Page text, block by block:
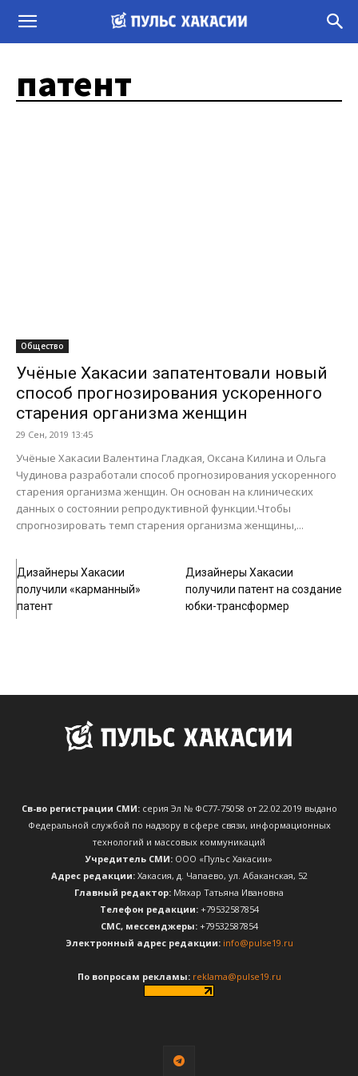
патент
Общество
Учёные Хакасии запатентовали новый
способ прогнозирования ускоренного
старения организма женщин
29 Сен, 2019 13:45
Учёные Хакасии Валентина Гладкая, Оксана Килина и Ольга
Чудинова разработали способ прогнозирования ускоренного
старения организма женщин. Он основан на клинических
данных о состоянии репродуктивной функции.Чтобы
спрогнозировать темп старения организма женщины,...
Дизайнеры Хакасии
получили «карманный»
патент
Дизайнеры Хакасии
получили патент на создание
юбки-трансформер
Св-во регистрации СМИ:серия Эл № ФС77-75058 от 22.02.2019 выдано
Федеральной службой по надзору в сфере связи, информационных
технологий и массовых коммуникаций
Учредитель СМИ: ООО «Пульс Хакасии»
Адрес редакции:Хакасия, д. Чапаево, ул. Абаканская, 52
Главный редактор: Мяхар Татьяна Ивановна
Телефон редакции:+79532587854
CМС, мессенджеры:+79532587854
Электронный адрес редакции: info@pulse19.ru
По вопросам рекламы: reklama@pulse19.ru